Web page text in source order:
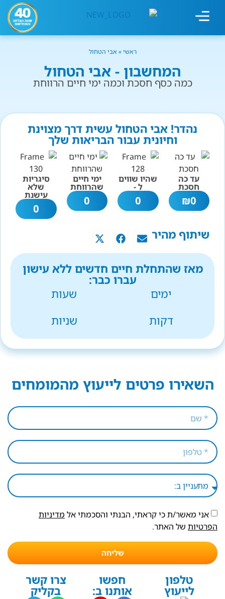
ראשי» אבי הטחול
המחשבון - אבי הטחול
כמה כסף חסכת וכמה ימי חיים הרווחת
נהדר! אבי הטחול עשית דרך מצוינת
וחיונית עבור הבריאות שלך
עד כה
חסכת
0
₪
שהיו שווים
ל -
0
ימי חיים
שהרווחת
0
סיגריות
שלא
עישנת
0
שיתוף מהיר
מאז שהתחלת חיים חדשים ללא עישון
עברו כבר:
ימים
שעות
דקות
שניות
השאירו פרטים לייעוץ מהמומחים
אני מאשר/ת כי קראתי, הבנתי והסכמתי אל מדיניות
הפרטיות של האתר.
שליחה
טלפון
לייעוץ
חפשו
אותנו ב:
צרו קשר
בקליק